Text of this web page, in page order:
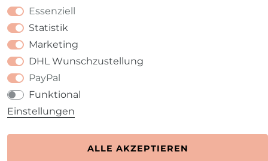
Essenziell
Statistik
Marketing
DHL Wunschzustellung
PayPal
Funktional
Einstellungen
ALLE AKZEPTIEREN